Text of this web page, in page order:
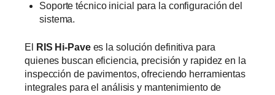
Soporte técnico inicial para la configuración del
sistema.
El RIS Hi-Pavees la solución definitiva para
quienes buscan eficiencia, precisión y rapidez en la
inspección de pavimentos, ofreciendo herramientas
integrales para el análisis y mantenimiento de